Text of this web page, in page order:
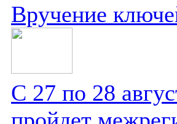
Вручение
С 27 по 28